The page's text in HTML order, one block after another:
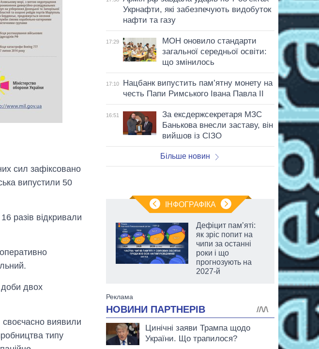
сил зафіксовано
випустили 50
разів відкривали
двох
своєчасно виявили
типу
Укрнафти, які забезпечують видобуток
нафти та газу
17:29
МОН оновило стандарти
загальної середньої освіти:
що змінилось
17:10
Нацбанк випустить пам’ятну монету на
честь Папи Римського Івана Павла II
16:51
За ексдержсекретаря МЗС
Банькова внесли заставу, він
вийшов із СІЗО
Більше новин
ІНФОГРАФІКА
оборони за 13
Дефіцит пам’яті:
як зріс попит на
чипи за останні
роки і що
прогнозують на
2027-й